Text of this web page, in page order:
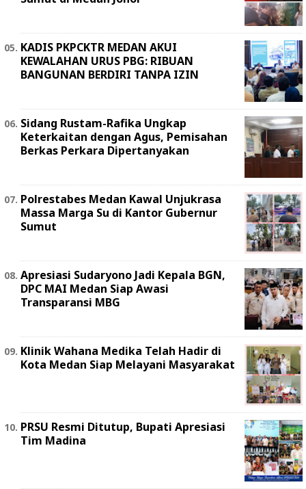
KADIS PKPCKTR MEDAN AKUI
KEWALAHAN URUS PBG: RIBUAN
BANGUNAN BERDIRI TANPA IZIN
Sidang Rustam-Rafika Ungkap
Keterkaitan dengan Agus, Pemisahan
Berkas Perkara Dipertanyakan
Polrestabes Medan Kawal Unjukrasa
Massa Marga Su di Kantor Gubernur
Sumut
Apresiasi Sudaryono Jadi Kepala BGN,
DPC MAI Medan Siap Awasi
Transparansi MBG
Klinik Wahana Medika Telah Hadir di
Kota Medan Siap Melayani Masyarakat
PRSU Resmi Ditutup, Bupati Apresiasi
Tim Madina